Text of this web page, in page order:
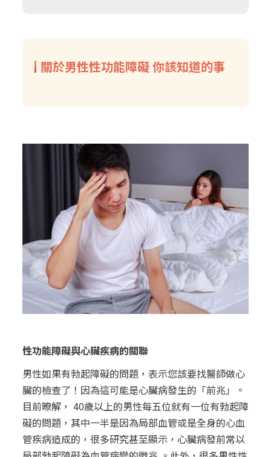
關於男性性功能障礙 你該知道的事
性功能障礙與心臟疾病的關聯
男性如果有勃起障礙的問題，表示您該要找醫師做心
臟的檢查了！因為這可能是心臟病發生的「前兆」。
目前暸解， 40歲以上的男性每五位就有一位有勃起障
礙的問題，其中一半是因為局部血管或是全身的心血
管疾病造成的，很多研究甚至顯示，心臟病發前常以